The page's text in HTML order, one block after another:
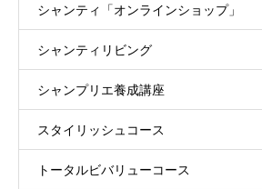
シャンティ「オンラインショップ」
シャンティリビング
シャンプリエ養成講座
スタイリッシュコース
トータルビバリューコース